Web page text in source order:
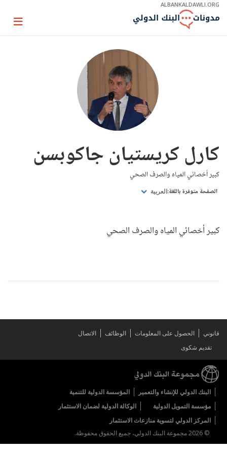
Skip
Main
ALBANKALDAWLI.ORG
Page
كارل كريستيان جاكوبسن
كبير أخصائي المياه والصرف الصحي
الصفحة متوفرة باللغة: العربية
كبير أخصائي المياه والصرف الصحي
قانوني الحصول على المعلومات الوظائف
الاتصال
تقديم شكوى
البنك الدولي للإنشاء والتعمير
المؤسسة الدولية للتنمية
مؤسسة التمويل الدولية
الوكالة الدولية لضمان الاستثمار
المركز الدولي لتسوية منازعات الاستثمار
© 2026 مجموعة البنك الدولي، جميع الحقوق محفوظة.